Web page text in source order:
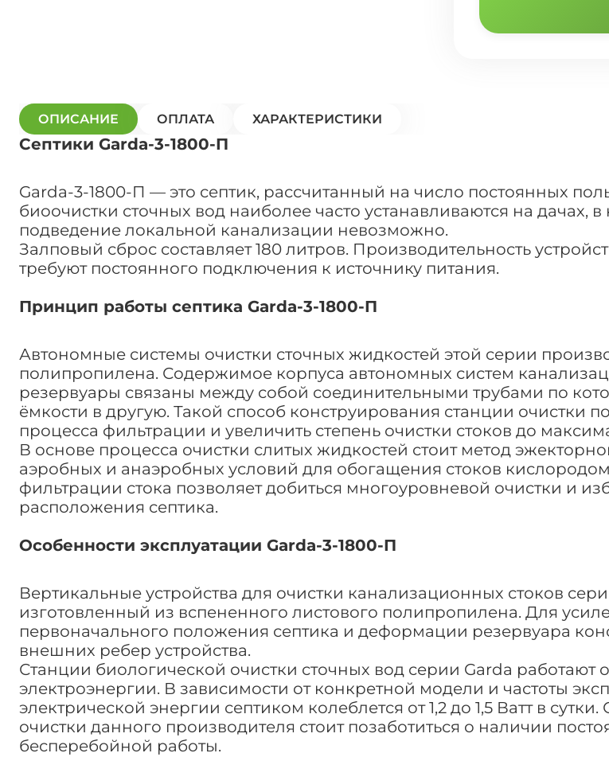
ОПИСАНИЕ ОПЛАТА ХАРАКТЕРИСТИКИ
Септики Garda-3-1800-П
Garda-3-1800-П — это септик, рассчитанный на число постоянных
биоочистки сточных вод наиболее часто устанавливаются на дачах,
подведение локальной канализации невозможно.
Залповый сброс составляет 180 литров. Производительность
требуют постоянного подключения к источнику питания.
Принцип работы септика Garda-3-1800-П
Автономные системы очистки сточных жидкостей этой серии
полипропилена. Содержимое корпуса автономных систем
резервуары связаны между собой соединительными трубами по
ёмкости в другую. Такой способ конструирования станции очистки
процесса фильтрации и увеличить степень очистки стоков до
В основе процесса очистки слитых жидкостей стоит метод
аэробных и анаэробных условий для обогащения стоков кислородом
фильтрации стока позволяет добиться многоуровневой очистки и
расположения септика.
Особенности эксплуатации Garda-3-1800-П
Вертикальные устройства для очистки канализационных стоков
изготовленный из вспененного листового полипропилена. Для
первоначального положения септика и деформации резервуара
внешних ребер устройства.
Станции биологической очистки сточных вод серии Garda работают
электроэнергии. В зависимости от конкретной модели и частоты
электрической энергии септиком колеблется от 1,2 до 1,5 Ватт в
очистки данного производителя стоит позаботиться о наличии
бесперебойной работы.